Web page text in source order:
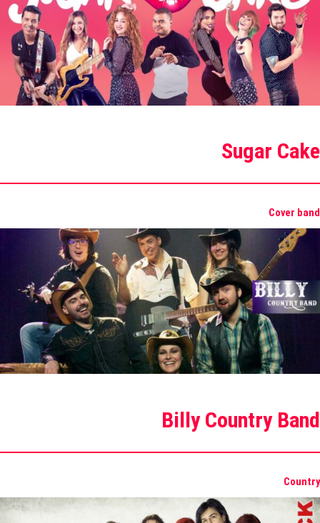
Sugar Cake
Cover band
Billy Country Band
Country